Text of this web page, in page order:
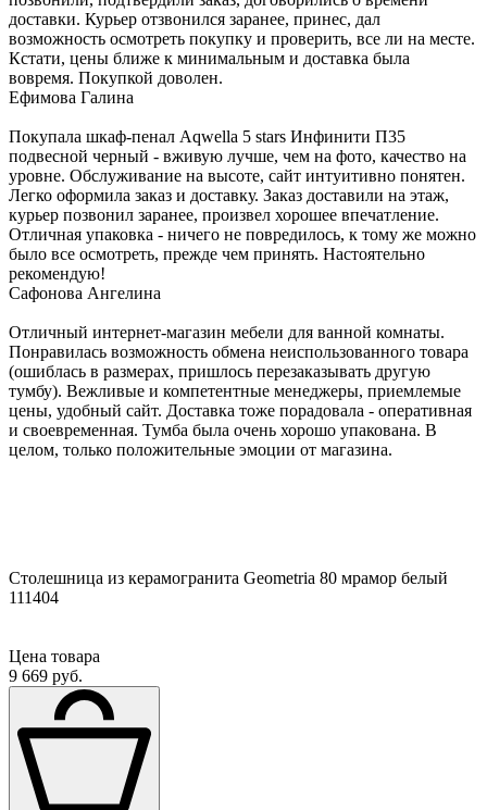
доставки. Курьер отзвонился заранее, принес, дал
возможность осмотреть покупку и проверить, все ли на месте.
Кстати, цены ближе к минимальным и доставка была
вовремя. Покупкой доволен.
Ефимова Галина
Покупала шкаф-пенал Aqwella 5 stars Инфинити П35
подвесной черный - вживую лучше, чем на фото, качество на
уровне. Обслуживание на высоте, сайт интуитивно понятен.
Легко оформила заказ и доставку. Заказ доставили на этаж,
курьер позвонил заранее, произвел хорошее впечатление.
Отличная упаковка - ничего не повредилось, к тому же можно
было все осмотреть, прежде чем принять. Настоятельно
рекомендую!
Сафонова Ангелина
Отличный интернет-магазин мебели для ванной комнаты.
Понравилась возможность обмена неиспользованного товара
(ошиблась в размерах, пришлось перезаказывать другую
тумбу). Вежливые и компетентные менеджеры, приемлемые
цены, удобный сайт. Доставка тоже порадовала - оперативная
и своевременная. Тумба была очень хорошо упакована. В
целом, только положительные эмоции от магазина.
Столешница из керамогранита Geometria 80 мрамор белый
111404
Цена товара
9 669 руб.